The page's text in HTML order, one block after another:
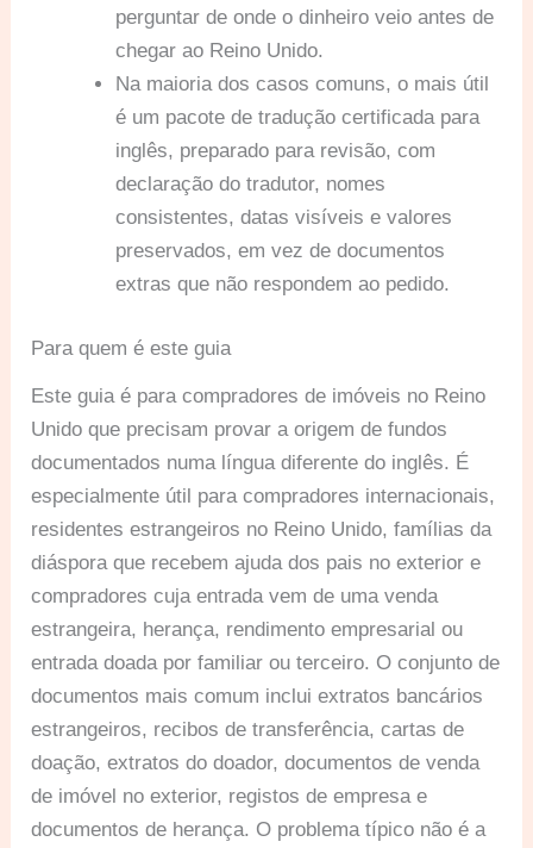
perguntar de onde o dinheiro veio antes de
chegar ao Reino Unido.
Na maioria dos casos comuns, o mais útil
é um pacote de tradução certificada para
inglês, preparado para revisão, com
declaração do tradutor, nomes
consistentes, datas visíveis e valores
preservados, em vez de documentos
extras que não respondem ao pedido.
Para quem é este guia
Este guia é para compradores de imóveis no Reino
Unido que precisam provar a origem de fundos
documentados numa língua diferente do inglês. É
especialmente útil para compradores internacionais,
residentes estrangeiros no Reino Unido, famílias da
diáspora que recebem ajuda dos pais no exterior e
compradores cuja entrada vem de uma venda
estrangeira, herança, rendimento empresarial ou
entrada doada por familiar ou terceiro. O conjunto de
documentos mais comum inclui extratos bancários
estrangeiros, recibos de transferência, cartas de
doação, extratos do doador, documentos de venda
de imóvel no exterior, registos de empresa e
documentos de herança. O problema típico não é a